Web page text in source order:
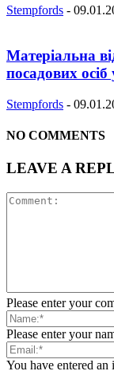
Stempfords -
Матеріальна
посадових осіб
Stempfords -
NO COMMENTS
LEAVE A
Please enter your
Please enter your
You have entered an